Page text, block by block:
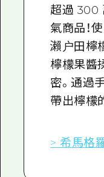
超過 300
氣商品！
瀨户田檸
檸檬果醬
密。通過
帶出檸檬
> 希馬格